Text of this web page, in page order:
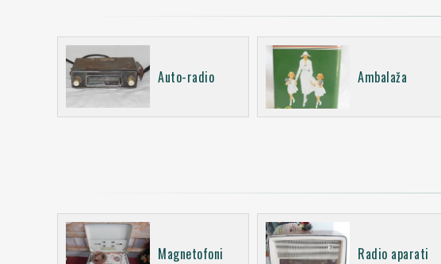
Auto-radio Ambalaža
Magnetofoni Radio aparati